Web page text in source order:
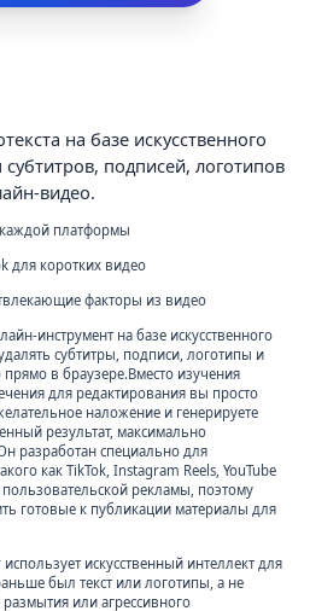
на базе искусственного
субтитров, подписей, логотипов
видео.
платформы
для коротких видео
факторы из видео
инструмент на базе искусственного
субтитры, подписи, логотипы и
в браузере.Вместо изучения
для редактирования вы просто
наложение и генерируете
результат, максимально
разработан специально для
как TikTok, Instagram Reels, YouTube
рекламы, поэтому
готовые к публикации материалы для
искусственный интеллект для
был текст или логотипы, а не
или агрессивного